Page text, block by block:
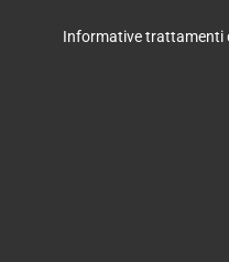
Informative trattamenti